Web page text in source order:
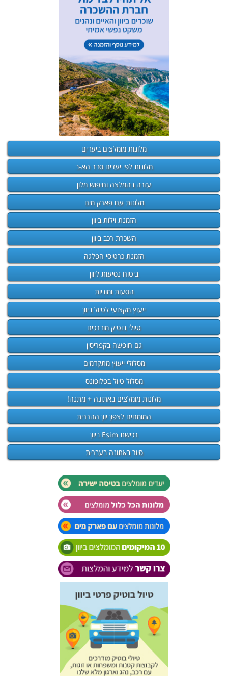
מלונות מומלצים ביעדים
מלונות לפי יעדים סדר הא-ב
עזרה בהמלצה וחיפוש מלון
מלונות עם פארק מים
הזמנת וילות ביוון
השכרת רכב ביוון
הזמנת כרטיסי הפלגה
ביטוח נסיעות ליוון
הסעות ומוניות
ייעוץ מקצועי לטיול ביוון
טיולי בוטיק מודרכים
גם חופשה בקפריסין
מסלולי ייעוץ מתקדמים
מסלול טיול בפלופונס
מלונות מומלצים באתונה + מתנה!
המומחים לצפון יוון ההררית
רכישת Esim ביוון
סיור באתונה בעברית